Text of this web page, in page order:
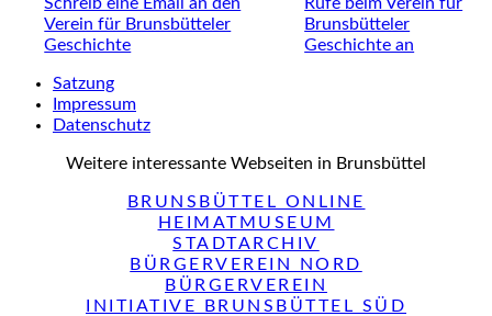
Verein für Brunsbütteler
Geschichte
Brunsbütteler
Geschichte an
Satzung
Impressum
Datenschutz
Weitere interessante Webseiten in Brunsbüttel
BRUNSBÜTTEL ONLINE
HEIMATMUSEUM
STADTARCHIV
BÜRGERVEREIN NORD
BÜRGERVEREIN
INITIATIVE BRUNSBÜTTEL SÜD